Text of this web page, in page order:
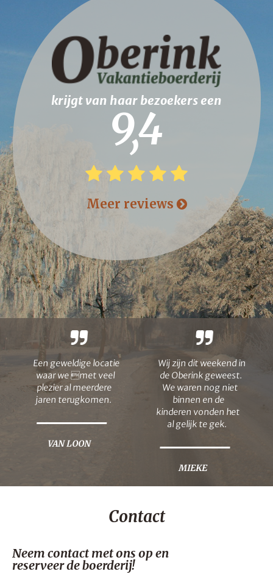
krijgt van haar bezoekers een
9,4
Meer reviews
Een geweldige locatie
waar we met veel
plezier al meerdere
jaren terugkomen.
VAN LOON
Wij zijn dit weekend in
de Oberink geweest.
We waren nog niet
binnen en de
kinderen vonden het
al gelijk te gek.
MIEKE
Contact
Neem contact met ons op en
reserveer de boerderij!